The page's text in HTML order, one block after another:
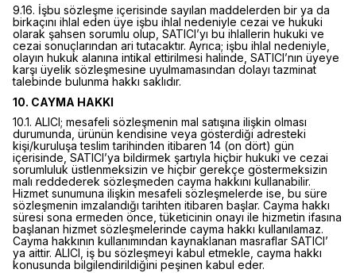
9.16. İşbu sözleşme içerisinde sayılan maddelerden bir ya da
birkaçını ihlal eden üye işbu ihlal nedeniyle cezai ve hukuki
olarak şahsen sorumlu olup, SATICI’yı bu ihlallerin hukuki ve
cezai sonuçlarından ari tutacaktır. Ayrıca; işbu ihlal nedeniyle,
olayın hukuk alanına intikal ettirilmesi halinde, SATICI’nın üyeye
karşı üyelik sözleşmesine uyulmamasından dolayı tazminat
talebinde bulunma hakkı saklıdır.
10. CAYMA HAKKI
10.1. ALICI; mesafeli sözleşmenin mal satışına ilişkin olması
durumunda, ürünün kendisine veya gösterdiği adresteki
kişi/kuruluşa teslim tarihinden itibaren 14 (on dört) gün
içerisinde, SATICI’ya bildirmek şartıyla hiçbir hukuki ve cezai
sorumluluk üstlenmeksizin ve hiçbir gerekçe göstermeksizin
malı reddederek sözleşmeden cayma hakkını kullanabilir.
Hizmet sunumuna ilişkin mesafeli sözleşmelerde ise, bu süre
sözleşmenin imzalandığı tarihten itibaren başlar. Cayma hakkı
süresi sona ermeden önce, tüketicinin onayı ile hizmetin ifasına
başlanan hizmet sözleşmelerinde cayma hakkı kullanılamaz.
Cayma hakkının kullanımından kaynaklanan masraflar SATICI’
ya aittir. ALICI, iş bu sözleşmeyi kabul etmekle, cayma hakkı
konusunda bilgilendirildiğini peşinen kabul eder.